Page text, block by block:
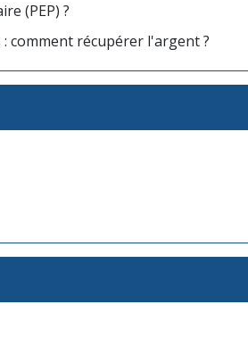
(PEP) ?
comment récupérer l'argent ?